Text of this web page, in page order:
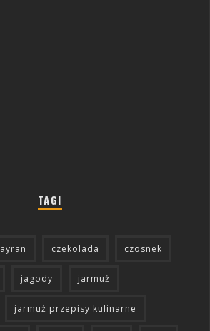
TAGI
ayran czekolada czosnek
jagody jarmuż
jarmuż przepisy kulinarne